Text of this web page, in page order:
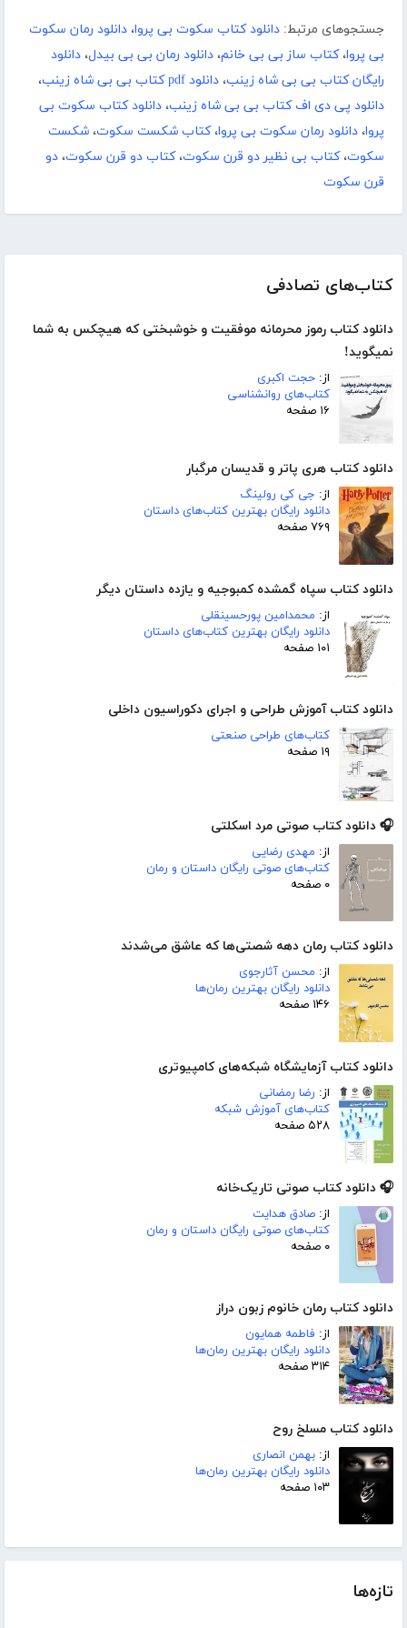
کتاب‌های تصادفی
دانلود کتاب رموز محرمانه موفقیت و خوشبختی که هیچکس به شما
نمیگوید!
از: حجت اکبری
کتاب‌های روانشناسی
۱۶ صفحه
دانلود کتاب هری پاتر و قدیسان مرگبار
از: جی کی رولینگ
دانلود رایگان بهترین کتاب‌های داستان
۷۶۹ صفحه
دانلود کتاب سپاه گمشده کمبوجیه و یازده داستان دیگر
از: محمدامین پورحسینقلی
دانلود رایگان بهترین کتاب‌های داستان
۱۰۱ صفحه
دانلود کتاب آموزش طراحی و اجرای دکوراسیون داخلی
کتاب‌های طراحی صنعتی
۱۹ صفحه
🎧 دانلود کتاب صوتی مرد اسکلتی
از: مهدی رضایی
کتاب‌های صوتی رایگان داستان و رمان
۰ صفحه
دانلود کتاب رمان دهه شصتی‌ها که عاشق می‌شدند
از: محسن آثارجوی
دانلود رایگان بهترین رمان‌ها
۱۴۶ صفحه
دانلود کتاب آزمایشگاه شبکه‌های کامپیوتری
از: رضا رمضانی
کتاب‌های آموزش شبکه
۵۲۸ صفحه
🎧 دانلود کتاب صوتی تاریک‌خانه
از: صادق هدایت
کتاب‌های صوتی رایگان داستان و رمان
۰ صفحه
دانلود کتاب رمان خانوم زبون دراز
از: فاطمه همایون
دانلود رایگان بهترین رمان‌ها
۳۱۴ صفحه
دانلود کتاب مسلخ روح
از: بهمن انصاری
دانلود رایگان بهترین رمان‌ها
۱۰۳ صفحه
تازه‌ها
جستجوهای مرتبط: دانلود کتاب سکوت بی پروا، دانلود رمان سکوت
بی پروا،کتاب ساز بی بی خانم، دانلود رمان بی بی بیدل، دانلود
رایگان کتاب بی بی شاه زینب، دانلود pdf کتاب بی بی شاه زینب
،
دانلود پی دی اف کتاب بی بی شاه زینب، دانلود کتاب سکوت بی
پروا، دانلود رمان سکوت بی پروا،کتاب شکست سکوت، شکست
سکوت،کتاب بی نظیر دو قرن سکوت،کتاب دو قرن سکوت، دو
قرن سکوت